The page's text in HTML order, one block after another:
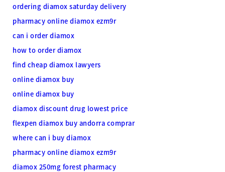
ordering diamox saturday delivery
pharmacy online diamox ezm9r
can i order diamox
how to order diamox
find cheap diamox lawyers
online diamox buy
online diamox buy
diamox discount drug lowest price
flexpen diamox buy andorra comprar
where can i buy diamox
pharmacy online diamox ezm9r
diamox 250mg forest pharmacy